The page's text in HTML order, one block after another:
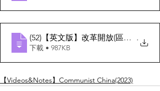
(52)【英文版】改革開放(區域經濟)
.
下載 • 987KB
【Videos&Notes】Communist China(2023)